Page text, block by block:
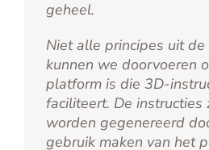
geheel.
Niet alle principes uit de
kunnen we doorvoeren
platform is die 3D-
faciliteert. De instructies
worden gegenereerd
gebruik maken van het